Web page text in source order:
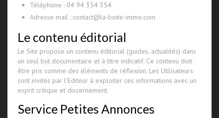
Téléphone : 04 94 354 354
Adresse mail : contact@la-boite-immo.com
Le contenu éditorial
Le Site propose un contenu éditorial (guides, actualités) dans
un seul but documentaire et à titre indicatif. Ce contenu doit
être pris comme des éléments de réflexion. Les Utilisateurs
sont invités par l'Editeur à exploiter ces informations avec un
esprit critique et discernement.
Service Petites Annonces